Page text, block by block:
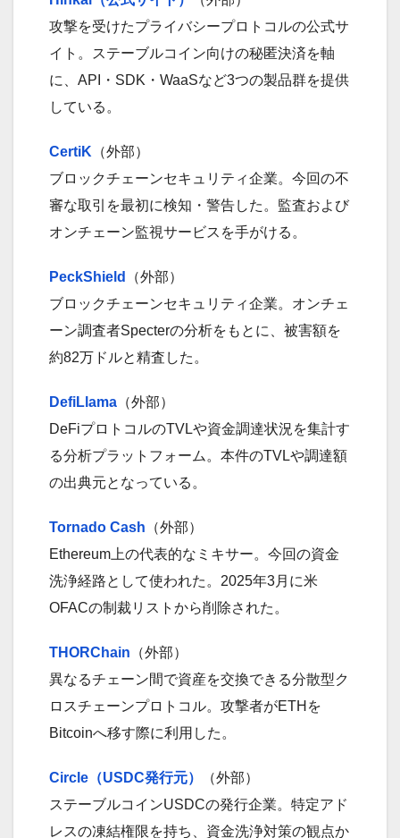
攻撃を受けたプライバシープロトコルの公式サ
イト。ステーブルコイン向けの秘匿決済を軸
に、API・SDK・WaaSなど3つの製品群を提供
している。
CertiK （外部）
ブロックチェーンセキュリティ企業。今回の不
審な取引を最初に検知・警告した。監査および
オンチェーン監視サービスを手がける。
PeckShield
（外部）
ブロックチェーンセキュリティ企業。オンチェ
ーン調査者Specterの分析をもとに、被害額を
約82万ドルと精査した。
DefiLlama （外部）
DeFiプロトコルのTVLや資金調達状況を集計す
る分析プラットフォーム。本件のTVLや調達額
の出典元となっている。
Tornado Cash （外部）
Ethereum上の代表的なミキサー。今回の資金
洗浄経路として使われた。2025年3月に米
OFACの制裁リストから削除された。
THORChain （外部）
異なるチェーン間で資産を交換できる分散型ク
ロスチェーンプロトコル。攻撃者がETHを
Bitcoinへ移す際に利用した。
Circle（USDC発行元）
（外部）
ステーブルコインUSDCの発行企業。特定アド
レスの凍結権限を持ち、資金洗浄対策の観点か